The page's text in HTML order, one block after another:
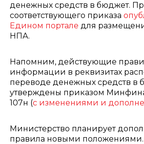
денежных средств в бюджет.
соответствующего приказа
Едином портале для
НПА.
Напомним, действующие
информации в реквизитах
переводе денежных средств в
утверждены приказом Минфина
107н (с изменениями и
Министерство планирует
правила новыми